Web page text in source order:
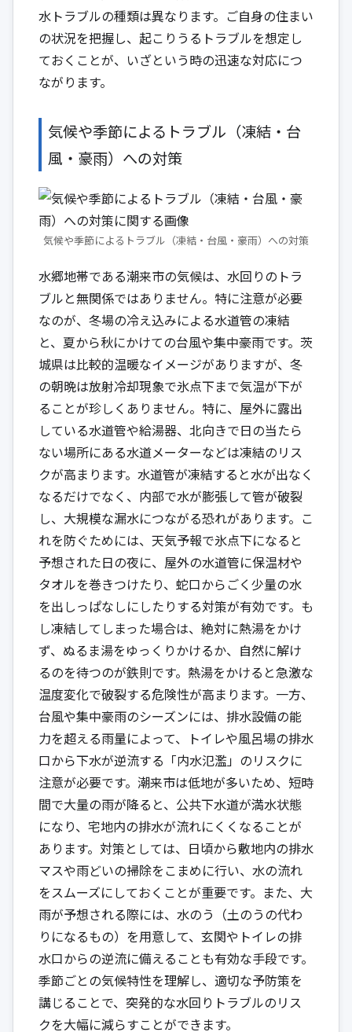
水トラブルの種類は異なります。ご自身の住まい
の状況を把握し、起こりうるトラブルを想定し
ておくことが、いざという時の迅速な対応につ
ながります。
気候や季節によるトラブル（凍結・台
風・豪雨）への対策
気候や季節によるトラブル（凍結・台風・豪雨）への対策
水郷地帯である潮来市の気候は、水回りのトラ
ブルと無関係ではありません。特に注意が必要
なのが、冬場の冷え込みによる水道管の凍結
と、夏から秋にかけての台風や集中豪雨です。茨
城県は比較的温暖なイメージがありますが、冬
の朝晩は放射冷却現象で氷点下まで気温が下が
ることが珍しくありません。特に、屋外に露出
している水道管や給湯器、北向きで日の当たら
ない場所にある水道メーターなどは凍結のリス
クが高まります。水道管が凍結すると水が出なく
なるだけでなく、内部で水が膨張して管が破裂
し、大規模な漏水につながる恐れがあります。こ
れを防ぐためには、天気予報で氷点下になると
予想された日の夜に、屋外の水道管に保温材や
タオルを巻きつけたり、蛇口からごく少量の水
を出しっぱなしにしたりする対策が有効です。も
し凍結してしまった場合は、絶対に熱湯をかけ
ず、ぬるま湯をゆっくりかけるか、自然に解け
るのを待つのが鉄則です。熱湯をかけると急激な
温度変化で破裂する危険性が高まります。一方、
台風や集中豪雨のシーズンには、排水設備の能
力を超える雨量によって、トイレや風呂場の排水
口から下水が逆流する「内水氾濫」のリスクに
注意が必要です。潮来市は低地が多いため、短時
間で大量の雨が降ると、公共下水道が満水状態
になり、宅地内の排水が流れにくくなることが
あります。対策としては、日頃から敷地内の排水
マスや雨どいの掃除をこまめに行い、水の流れ
をスムーズにしておくことが重要です。また、大
雨が予想される際には、水のう（土のうの代わ
りになるもの）を用意して、玄関やトイレの排
水口からの逆流に備えることも有効な手段です。
季節ごとの気候特性を理解し、適切な予防策を
講じることで、突発的な水回りトラブルのリス
クを大幅に減らすことができます。